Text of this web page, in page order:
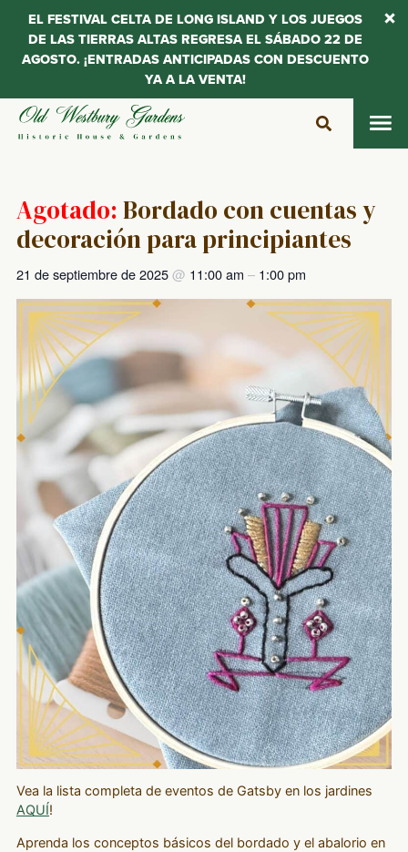
Saltar
Agotado: Bordado con cuentas y
decoración para principiantes
21 de septiembre de 2025@ 11:00 am – 1:00 pm
Vea la lista completa de eventos de Gatsby en los jardines
AQUÍ!
Aprenda los conceptos básicos del bordado y el abalorio en
EL FESTIVAL CELTA DE LONG ISLAND Y LOS JUEGOS
DE LAS TIERRAS ALTAS REGRESA EL SÁBADO 22 DE
AGOSTO. ¡ENTRADAS ANTICIPADAS CON DESCUENTO
YA A LA VENTA!